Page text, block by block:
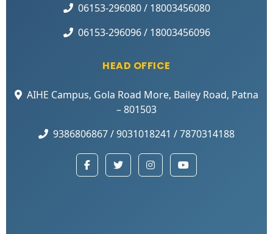
06153-296080 / 18003456080
06153-296096 / 18003456096
HEAD OFFICE
AIHE Campus, Gola Road More, Bailey Road, Patna
– 801503
9386806867 / 9031018241 / 7870314188